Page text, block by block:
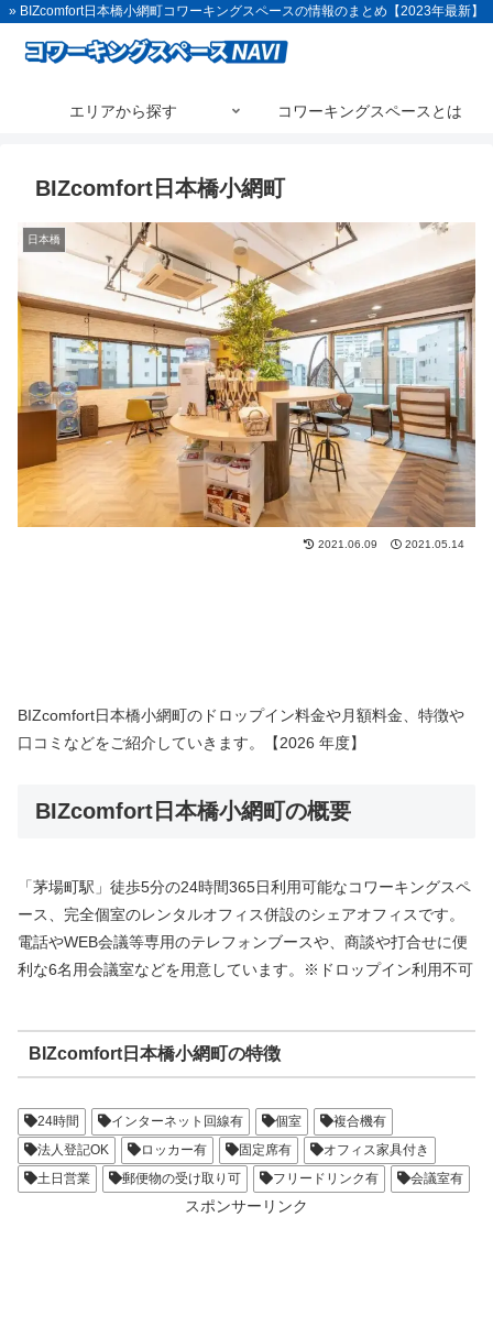
» BIZcomfort日本橋小網町コワーキングスペースの情報のまとめ【2023年最新】
エリアから探す コワーキングスペースとは
BIZcomfort日本橋小網町
日本橋
2021.06.09 2021.05.14
BIZcomfort日本橋小網町のドロップイン料金や月額料金、特徴や
口コミなどをご紹介していきます。【2026 年度】
BIZcomfort日本橋小網町の概要
「茅場町駅」徒歩5分の24時間365日利用可能なコワーキングスペ
ース、完全個室のレンタルオフィス併設のシェアオフィスです。
電話やWEB会議等専用のテレフォンブースや、商談や打合せに便
利な6名用会議室などを用意しています。※ドロップイン利用不可
BIZcomfort日本橋小網町の特徴
24時間 インターネット回線有 個室
複合機有
法人登記OK
ロッカー有 固定席有
オフィス家具付き
土日営業
郵便物の受け取り可 フリードリンク有 会議室有
スポンサーリンク